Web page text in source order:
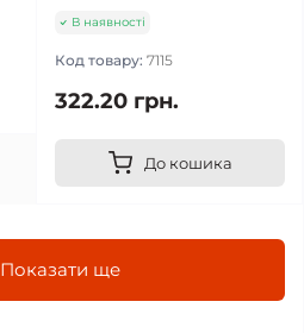
В наявності
Код товару: 7115
322.20 грн.
До кошика
Показати ще